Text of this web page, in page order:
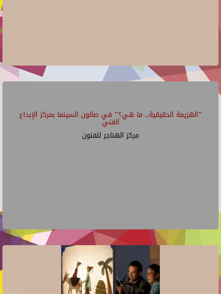
"الهزيمة الحقيقية.. ما هي؟" في صالون السينما بمركز الإبداع
الفني
مركز الهناجر للفنون